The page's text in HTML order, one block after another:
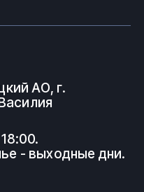
АО, г.
- выходные дни.